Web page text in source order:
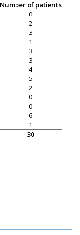
Number of patients
0
2
3
1
3
3
4
5
2
0
0
6
1
30